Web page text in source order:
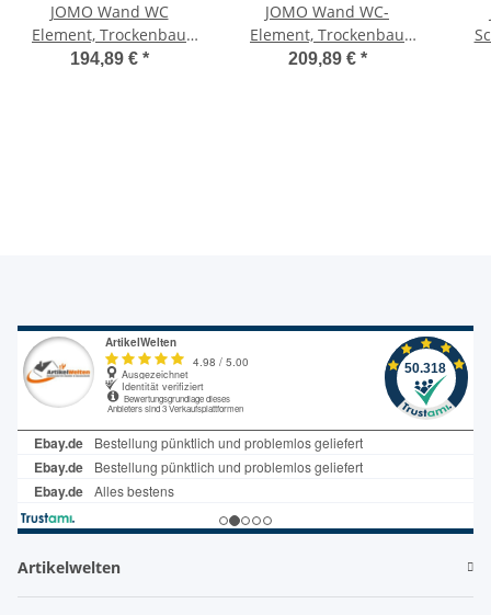
JOMO Wand WC
Element, Trockenbau
Vorwandelement BH
194,89 € *
JOMO Wand WC-
Element, Trockenbau
Vorwandelement
209,89 € *
Artikelwelten